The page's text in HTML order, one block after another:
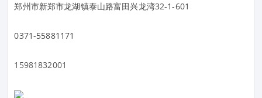
郑州市新郑市龙湖镇泰山路富田兴龙湾32-1-601
0371-55881171
15981832001